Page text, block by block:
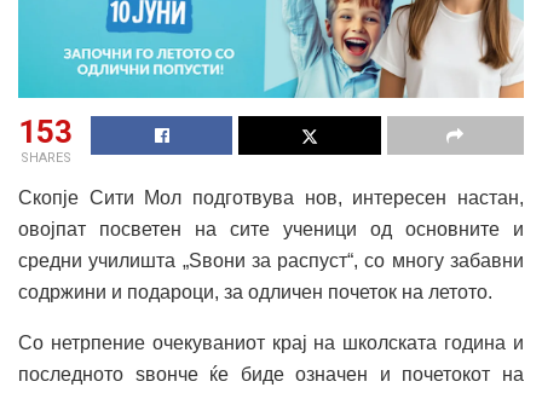
153
SHARES
Скопје Сити Мол подготвува нов, интересен настан,
овојпат посветен на сите ученици од основните и
средни училишта „Sвони за распуст“, со многу забавни
содржини и подароци, за одличен почеток на летото.
Со нетрпение очекуваниот крај на школската година и
последното ѕвонче ќе биде означен и почетокот на